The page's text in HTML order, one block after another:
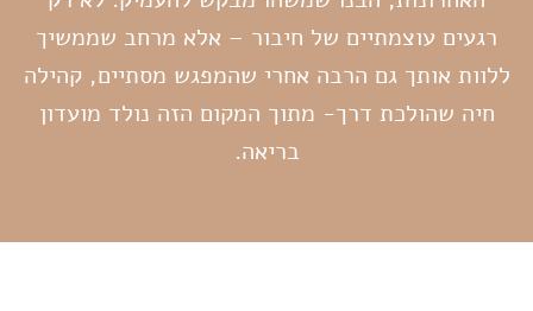
רגעים עוצמתיים של חיבור – אלא מרחב שממשיך
ללוות אותך גם הרבה אחרי שהמפגש מסתיים, קהילה
חיה שהולכת דרך- מתוך המקום הזה נולד מועדון
בריאה.